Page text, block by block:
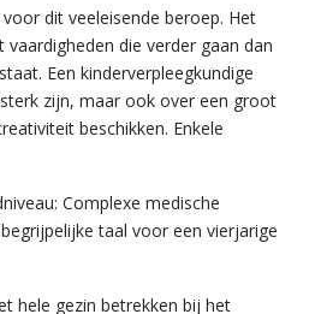
dit veeleisende beroep. Het
die verder gaan dan
Een kinderverpleegkundige
zijn, maar ook over een groot
beschikken. Enkele
Complexe medische
taal voor een vierjarige
hele gezin betrekken bij het